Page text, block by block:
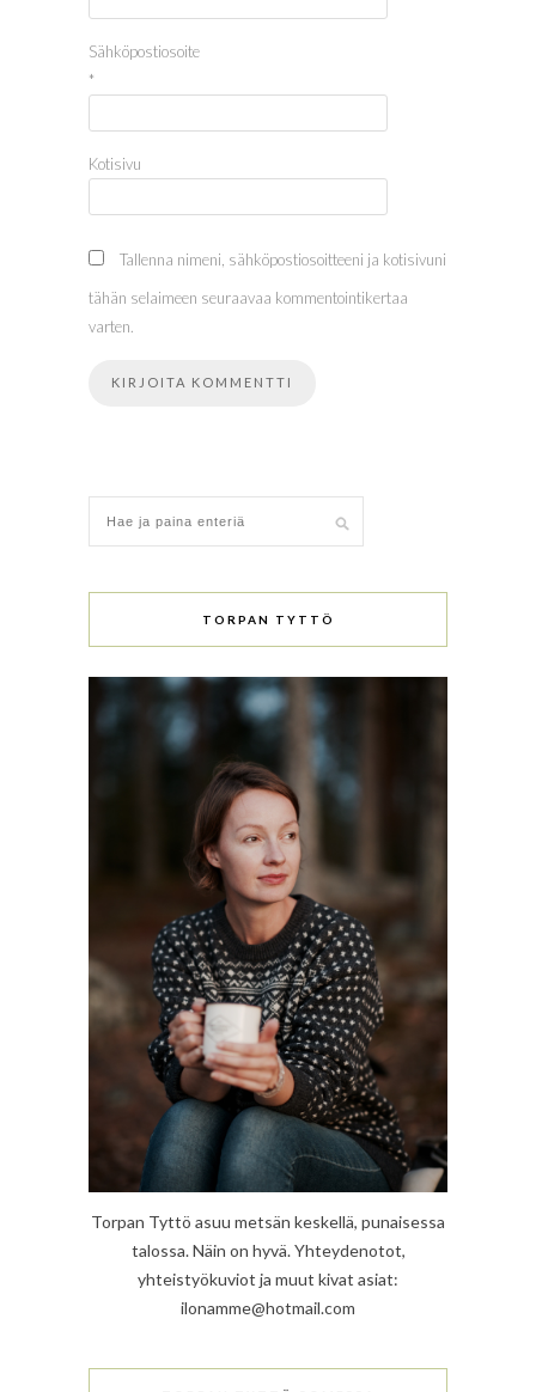
Sähköpostiosoite
*
Kotisivu
Tallenna nimeni, sähköpostiosoitteeni ja kotisivuni
tähän selaimeen seuraavaa kommentointikertaa
varten.
TORPAN TYTTÖ
Torpan Tyttö asuu metsän keskellä, punaisessa
talossa. Näin on hyvä. Yhteydenotot,
yhteistyökuviot ja muut kivat asiat:
ilonamme@hotmail.com